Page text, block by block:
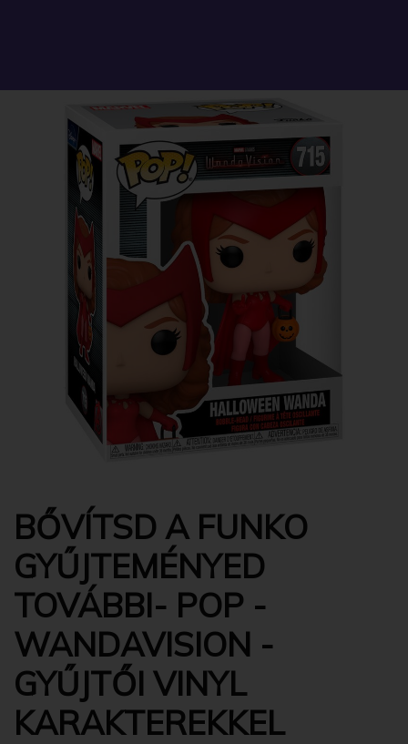
BŐVÍTSD A FUNKO
GYŰJTEMÉNYED
TOVÁBBI- POP -
WANDAVISION -
GYŰJTŐI VINYL
KARAKTEREKKEL